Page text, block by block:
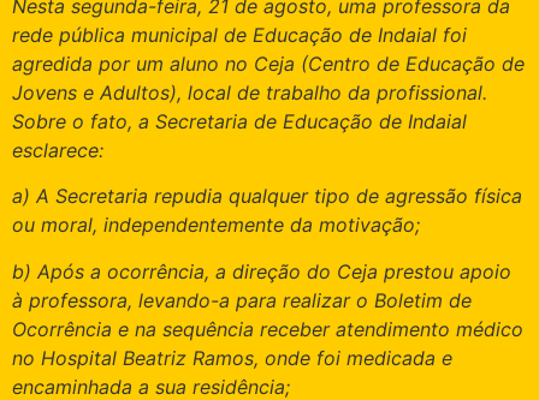
Nesta segunda-feira, 21 de agosto, uma professora da
rede pública municipal de Educação de Indaial foi
agredida por um aluno no Ceja (Centro de Educação de
Jovens e Adultos), local de trabalho da profissional.
Sobre o fato, a Secretaria de Educação de Indaial
esclarece:
a) A Secretaria repudia qualquer tipo de agressão física
ou moral, independentemente da motivação;
b) Após a ocorrência, a direção do Ceja prestou apoio
à professora, levando-a para realizar o Boletim de
Ocorrência e na sequência receber atendimento médico
no Hospital Beatriz Ramos, onde foi medicada e
encaminhada a sua residência;